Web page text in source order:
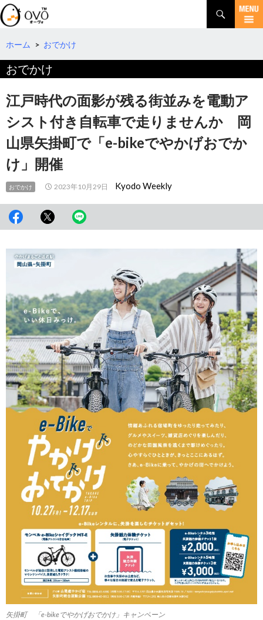
検
索
コ
テ
ツ
へ
移
動
ホーム > おでかけ
おでかけ
江戸時代の面影が残る街並みを電動ア
シスト付き自転車で走りませんか 岡
山県矢掛町で「e-bikeでやかげおでか
け」開催
おでかけ 2023年10月29日 Kyodo Weekly
矢掛町 「e-bikeでやかげおでかけ」キャンペーン